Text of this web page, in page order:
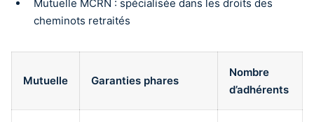
Mutuelle MCRN : spécialisée dans les droits des
cheminots retraités
Mutuelle Garanties phares
Nombre
d’adhérents